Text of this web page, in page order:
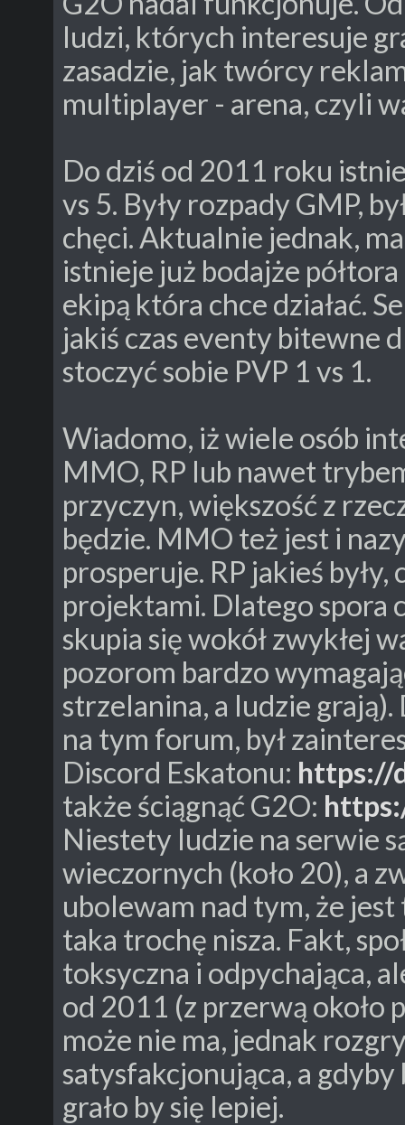
ludzi, których interesuje
zasadzie, jak twórcy
multiplayer - arena, czyli
Do dziś od 2011 roku
vs 5. Były rozpady GMP,
chęci. Aktualnie jednak,
istnieje już bodajże
ekipą która chce działać.
jakiś czas eventy bitewne
stoczyć sobie PVP 1 vs 1.
Wiadomo, iż wiele osób
MMO, RP lub nawet
przyczyn, większość z
będzie. MMO też jest i
prosperuje. RP jakieś były,
projektami. Dlatego spora
skupia się wokół zwykłej
pozorom bardzo
strzelanina, a ludzie
na tym forum, był
Discord Eskatonu: https://
także ściągnąć G2O:
Niestety ludzie na serwie
wieczornych (koło 20), a
ubolewam nad tym, że
taka trochę nisza. Fakt,
toksyczna i odpychająca,
od 2011 (z przerwą około
może nie ma, jednak
satysfakcjonująca, a gdyby
grało by się lepiej.